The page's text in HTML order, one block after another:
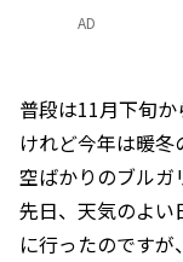
AD
普段は11月下旬か
けれど今年は暖
空ばかりのブルガ
先日、天気のよい
に行ったのです